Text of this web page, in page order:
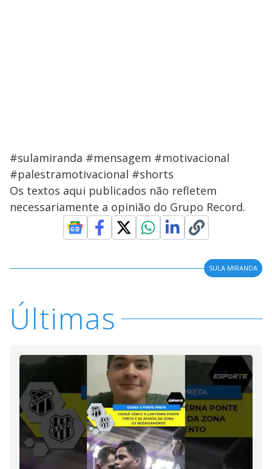
#sulamiranda #mensagem #motivacional
#palestramotivacional #shorts
Os textos aqui publicados não refletem
necessariamente a opinião do Grupo Record.
SULA MIRANDA
Últimas